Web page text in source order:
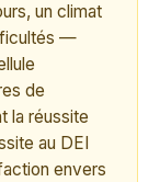
un climat
—
de
la réussite
au DEI
envers